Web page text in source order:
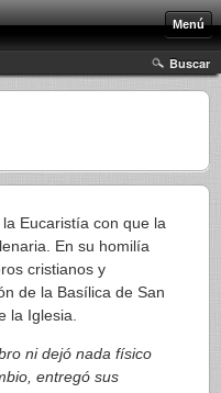
Menú
Buscar
Eucaristía con que la
En su homilía
cristianos y
de la Basílica de San
la Iglesia.
ni dejó nada físico
entregó sus